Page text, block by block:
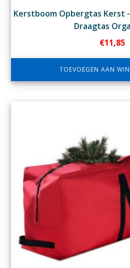
Kerstboom Opbergtas Kerst -
Draagtas
€11,85
TOEVOEGEN AAN